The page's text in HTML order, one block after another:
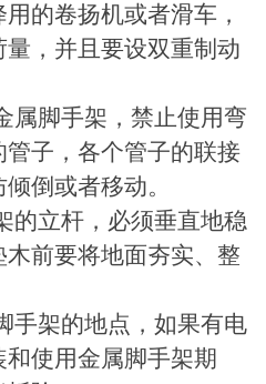
的卷扬机或者滑车，
，并且要设双重制动
属脚手架，禁止使用弯
子，各个管子的联接
倒或者移动。
的立杆，必须垂直地稳
前要将地面夯实、整
手架的地点，如果有电
使用金属脚手架期